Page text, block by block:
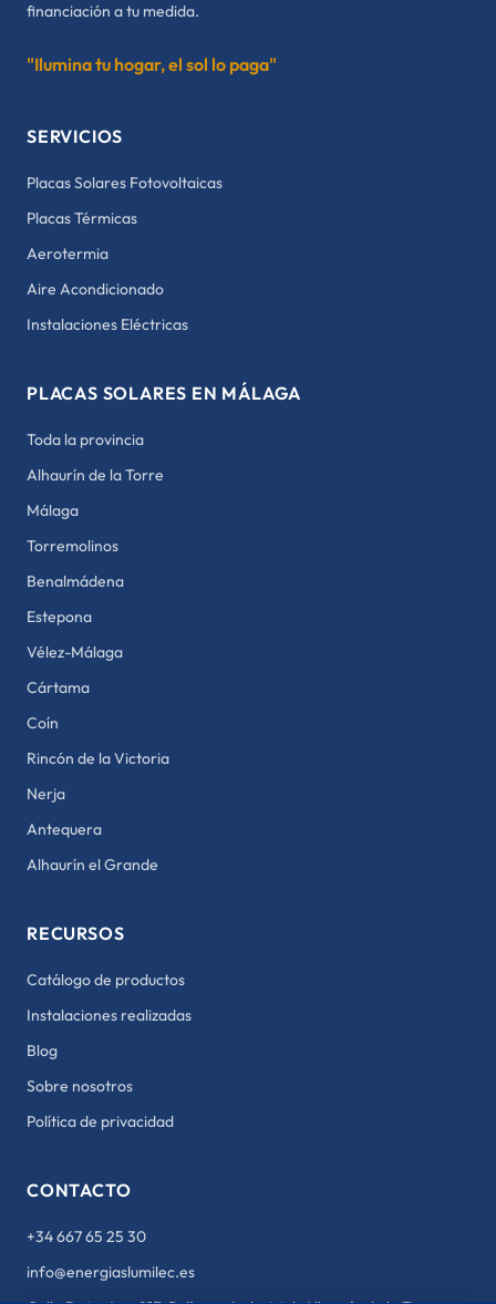
financiación a tu medida.
"Ilumina tu hogar, el sol lo paga"
SERVICIOS
Placas Solares Fotovoltaicas
Placas Térmicas
Aerotermia
Aire Acondicionado
Instalaciones Eléctricas
PLACAS SOLARES EN MÁLAGA
Toda la provincia
Alhaurín de la Torre
Málaga
Torremolinos
Benalmádena
Estepona
Vélez-Málaga
Cártama
Coín
Rincón de la Victoria
Nerja
Antequera
Alhaurín el Grande
RECURSOS
Catálogo de productos
Instalaciones realizadas
Blog
Sobre nosotros
Política de privacidad
CONTACTO
+34 667 65 25 30
info@energiaslumilec.es